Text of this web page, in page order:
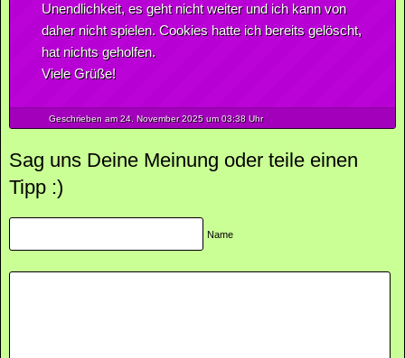
Unendlichkeit, es geht nicht weiter und ich kann von
daher nicht spielen. Cookies hatte ich bereits gelöscht,
hat nichts geholfen.
Viele Grüße!
Geschrieben am 24. November2025um 03:38 Uhr
Sag uns Deine Meinung oder teile einen
Tipp :)
Name